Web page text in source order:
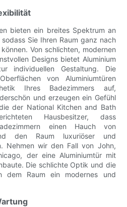
bieten ein breites Spektrum an
Sie Ihren Raum ganz nach
Von schlichten, modernen
Designs bietet Aluminium
individuellen Gestaltung. Die
von Aluminiumtüren
Ihres Badezimmers auf,
und erzeugen ein Gefühl
der National Kitchen and Bath
Hausbesitzer, dass
einen Hauch von
den Raum luxuriöser und
Nehmen wir den Fall von John,
der eine Aluminiumtür mit
Die schlichte Optik und die
dem Raum ein modernes und